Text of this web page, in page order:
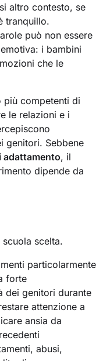
altro contesto, se
tranquillo.
può non essere
i bambini
che le
più competenti di
le relazioni e i
genitori. Sebbene
adattamento, il
dipende da
scelta.
particolarmente
forte
dei genitori durante
attenzione a
ansia da
abusi,